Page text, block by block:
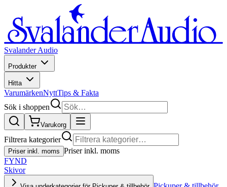
Svalander Audio
Produkter
Hitta
VarumärkenNyttTips & Fakta
Sök i shoppen
Varukorg
Filtrera kategorier
Priser inkl. moms Priser inkl. moms
FYND
Skivor